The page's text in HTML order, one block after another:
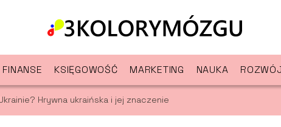
FINANSE KSIĘGOWOŚĆ MARKETING NAUKA
Hrywna ukraińska i jej znaczenie